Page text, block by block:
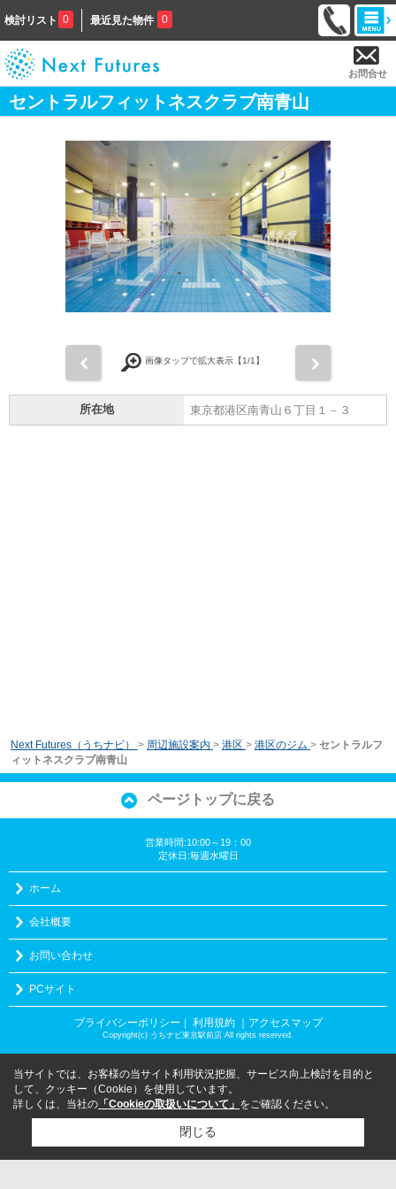
検討リスト 0 最近見た物件 0
お問合せ
セントラルフィットネスクラブ南青山
画像タップで拡大表示【1/1】
所在地 東京都港区南青山６丁目１－３
Next Futures（うちナビ） > 周辺施設案内 > 港区 > 港区のジム > セントラルフ
ィットネスクラブ南青山
ページトップに戻る
営業時間:10:00～19：00
定休日:毎週水曜日
ホーム
会社概要
お問い合わせ
PCサイト
プライバシーポリシー ｜ 利用規約 ｜アクセスマップ
Copyright(c) うちナビ東京駅前店 All rights reserved.
当サイトでは、お客様の当サイト利用状況把握、サービス向上検討を目的と
して、クッキー（Cookie）を使用しています。
詳しくは、当社の 「Cookieの取扱いについて」 をご確認ください。
閉じる